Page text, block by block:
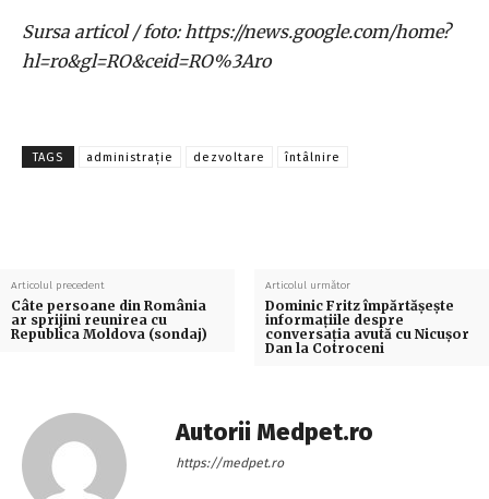
Sursa articol / foto: https://news.google.com/home?
hl=ro&gl=RO&ceid=RO%3Aro
TAGS administrație dezvoltare întâlnire
Articolul precedent
Câte persoane din România
ar sprijini reunirea cu
Republica Moldova (sondaj)
Articolul următor
Dominic Fritz împărtășește
informațiile despre
conversația avută cu Nicușor
Dan la Cotroceni
Autorii Medpet.ro
https://medpet.ro